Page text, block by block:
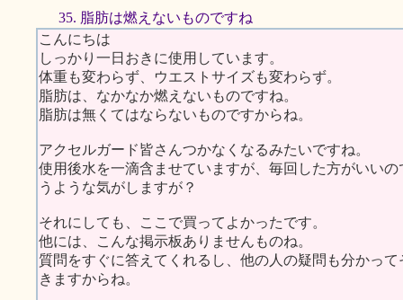
35. 脂肪は燃えないものですね
こんにちは
しっかり一日おきに使用しています。
体重も変わらず、ウエストサイズも変わらず。
脂肪は、なかなか燃えないものですね。
脂肪は無くてはならないものですからね。
アクセルガード皆さんつかなくなるみたいですね。
使用後水を一滴含ませていますが、毎回した方がいい
うような気がしますが？
それにしても、ここで買ってよかったです。
他には、こんな掲示板ありませんものね。
質問をすぐに答えてくれるし、他の人の疑問も分かっ
きますからね。